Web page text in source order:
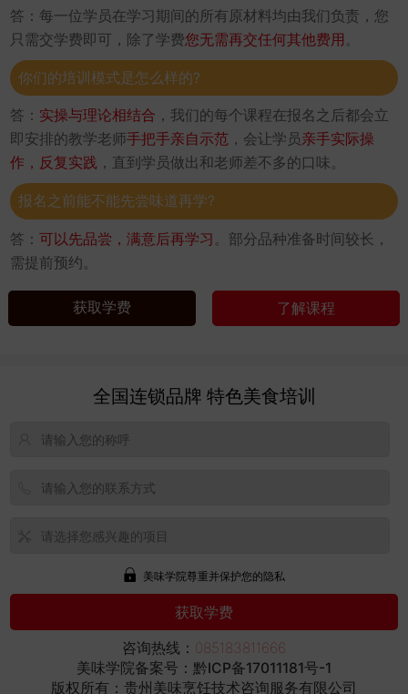
答：每一位学员在学习期间的所有原材料均由我们负责，您
只需交学费即可，除了学费您无需再交任何其他费用 。
你们的培训模式是怎么样的?
答： 实操与理论相结合 ，我们的每个课程在报名之后都会立
即安排的教学老师手把手亲自示范 ，会让学员亲手实际操
作，反复实践 ，直到学员做出和老师差不多的口味。
报名之前能不能先尝味道再学?
答：可以先品尝，满意后再学习 。部分品种准备时间较长，
需提前预约。
获取学费 了解课程
全国连锁品牌 特色美食培训
美味学院尊重并保护您的隐私
咨询热线： 085183811666
美味学院备案号： 黔ICP备17011181号-1
版权所有：贵州美味烹饪技术咨询服务有限公司